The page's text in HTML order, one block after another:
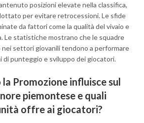
posizioni elevate nella classifica,
per evitare retrocessioni. Le sfide
da fattori come la qualità del vivaio e
Le statistiche mostrano che le squadre
settori giovanili tendono a performare
di punteggio e sviluppo dei giocatori.
la Promozione influisce sul
piemontese e quali
offre ai giocatori?